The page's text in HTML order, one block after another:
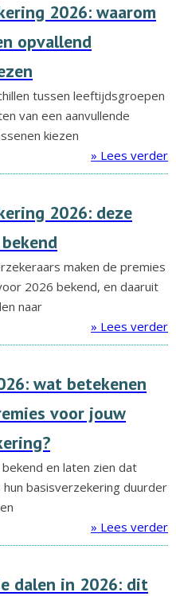
2026: waarom
opvallend
tussen leeftijdsgroepen
van een aanvullende
kiezen
» Lees verder
2026: deze
maken de premies
2026 bekend, en daaruit
naar
» Lees verder
wat betekenen
voor jouw
en laten zien dat
basisverzekering duurder
» Lees verder
dalen in 2026: dit